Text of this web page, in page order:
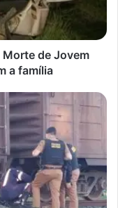
de Jovem
a família